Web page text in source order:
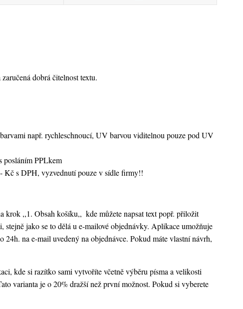
dobrá čitelnost textu.
např. rychleschnoucí, UV barvou viditelnou pouze pod UV
posláním PPLkem
Kč s DPH, vyzvednutí pouze v sídle firmy!!
krok ,,1. Obsah košíku,, kde můžete napsat text popř. přiložit
jako se to dělá u e-mailové objednávky. Aplikace umožňuje
na e-mail uvedený na objednávce. Pokud máte vlastní návrh,
kde si razítko sami vytvoříte včetně výběru písma a velikosti
varianta je o 20% dražší než první možnost. Pokud si vyberete